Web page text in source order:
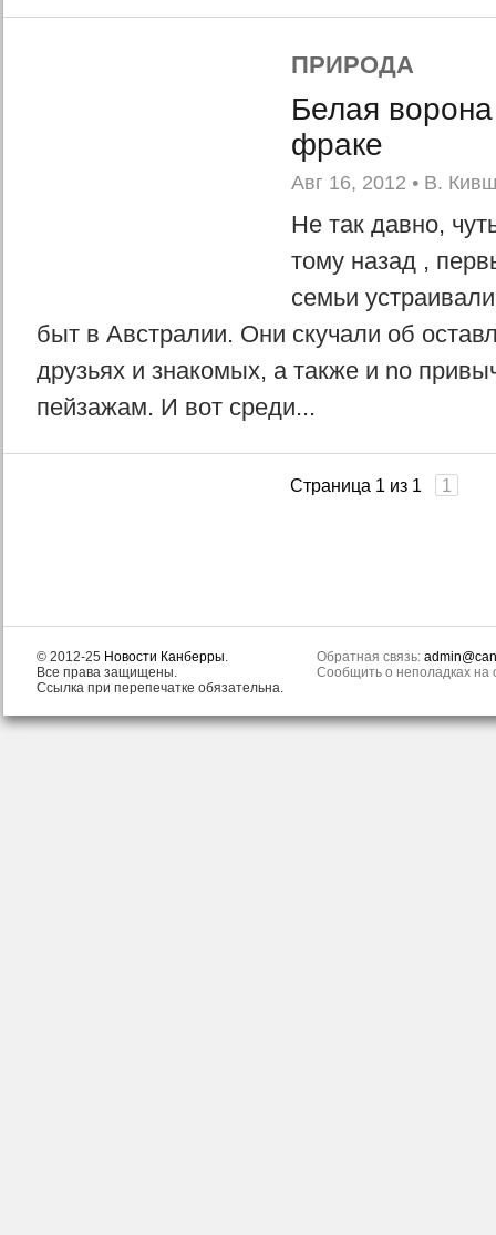
ПРИРОДА
Белая
фраке
Авг 16, 2012 • В.
Не так давно,
тому назад ,
семьи
быт в Австралии. Они скучали об
друзьях и знакомых, а также и nо
пейзажам. И вот среди...
Страница 1 из 1 1
© 2012-25 Новости Канберры.
Все права защищены.
Ссылка при перепечатке обязательна.
Обратная связь:
Сообщить о неполадках на